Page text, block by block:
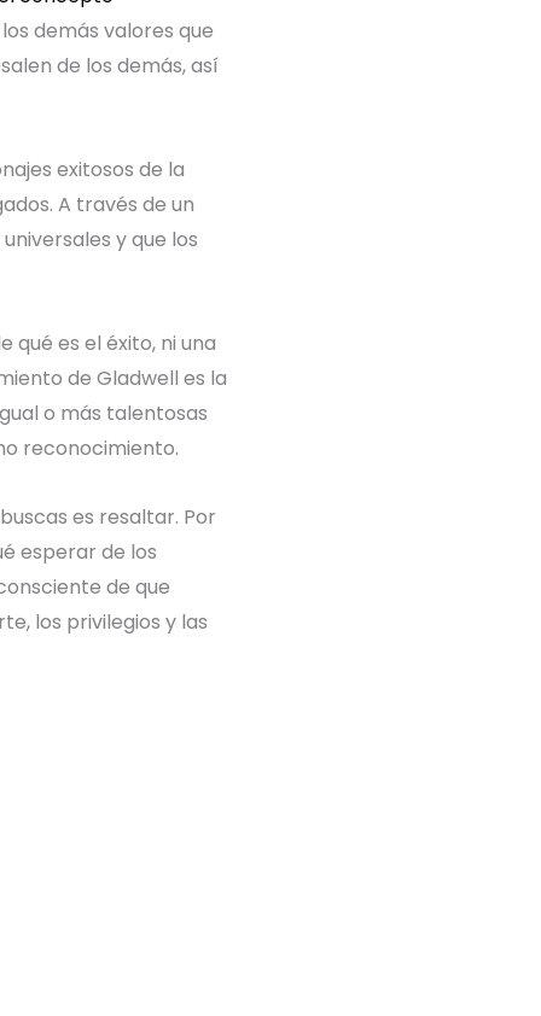
demás valores que
de los demás, así
exitosos de la
A través de un
y que los
es el éxito, ni una
de Gladwell es la
o más talentosas
reconocimiento.
es resaltar. Por
esperar de los
de que
los privilegios y las